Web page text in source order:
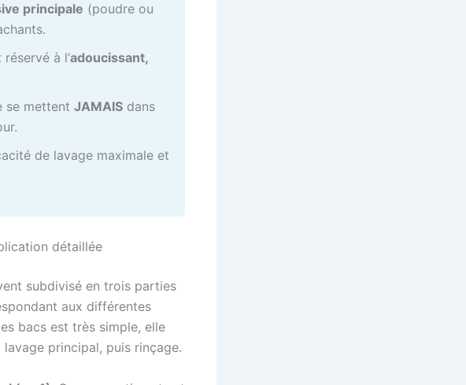
principale (poudre ou
réservé à l’adoucissant,
se mettent JAMAIS dans
de lavage maximale et
détaillée
subdivisé en trois parties
aux différentes
bacs est très simple, elle
principal, puis rinçage.